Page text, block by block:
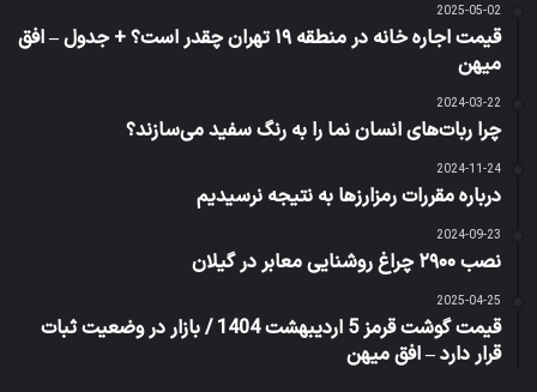
2025-05-02
قیمت اجاره خانه در منطقه ۱۹ تهران چقدر است؟ + جدول – افق
میهن
2024-03-22
چرا ربات‌های انسان‌ نما را به رنگ سفید می‌سازند؟
2024-11-24
درباره مقررات رمزارزها به نتیجه نرسیدیم
2024-09-23
نصب ۲۹۰۰ چراغ روشنایی معابر در گیلان
2025-04-25
قیمت گوشت قرمز 5 اردیبهشت 1404 / بازار در وضعیت ثبات
قرار دارد – افق میهن